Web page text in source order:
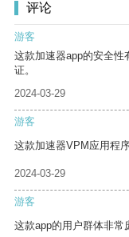
评论
游客
这款加速器app的安全性
证。
2024-03-29
游客
这款加速器VPM应用程
2024-03-29
游客
这款app的用户群体非常